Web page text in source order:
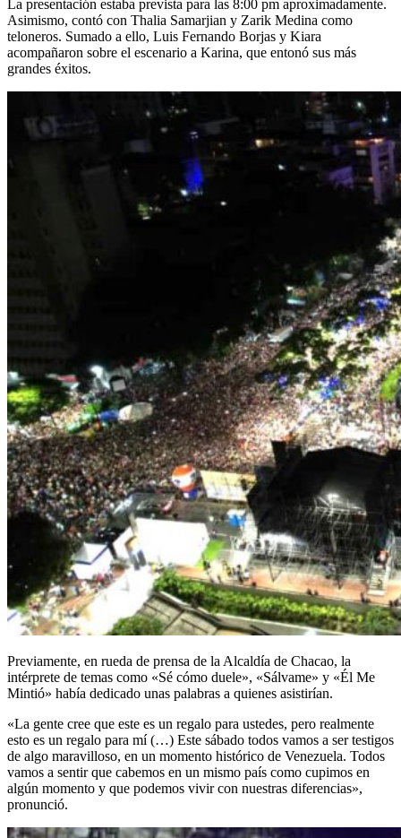
La presentación estaba prevista para las 8:00 pm aproximadamente.
Asimismo, contó con Thalia Samarjian y Zarik Medina como
teloneros. Sumado a ello, Luis Fernando Borjas y Kiara
acompañaron sobre el escenario a Karina, que entonó sus más
grandes éxitos.
Previamente, en rueda de prensa de la Alcaldía de Chacao, la
intérprete de temas como «Sé cómo duele», «Sálvame» y «Él Me
Mintió» había dedicado unas palabras a quienes asistirían.
«La gente cree que este es un regalo para ustedes, pero realmente
esto es un regalo para mí (…) Este sábado todos vamos a ser testigos
de algo maravilloso, en un momento histórico de Venezuela. Todos
vamos a sentir que cabemos en un mismo país como cupimos en
algún momento y que podemos vivir con nuestras diferencias»,
pronunció.